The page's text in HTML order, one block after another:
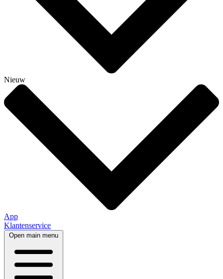
Nieuw
App
Klantenservice
Open main menu